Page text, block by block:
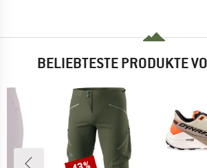
BELIEBTESTE PRODUKTE
Rabatt